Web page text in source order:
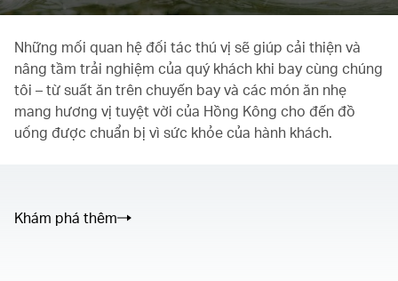
Những mối quan hệ đối tác thú vị sẽ giúp cải thiện và
nâng tầm trải nghiệm của quý khách khi bay cùng chúng
tôi – từ suất ăn trên chuyến bay và các món ăn nhẹ
mang hương vị tuyệt vời của Hồng Kông cho đến đồ
uống được chuẩn bị vì sức khỏe của hành khách.
Khám phá thêm